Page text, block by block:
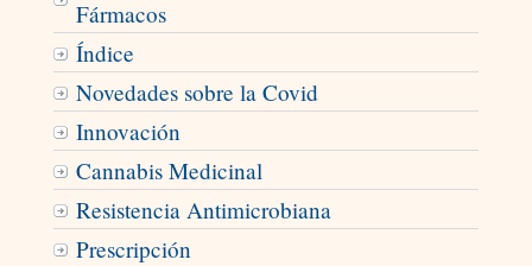
Fármacos
Índice
Novedades sobre la Covid
Innovación
Cannabis Medicinal
Resistencia Antimicrobiana
Prescripción